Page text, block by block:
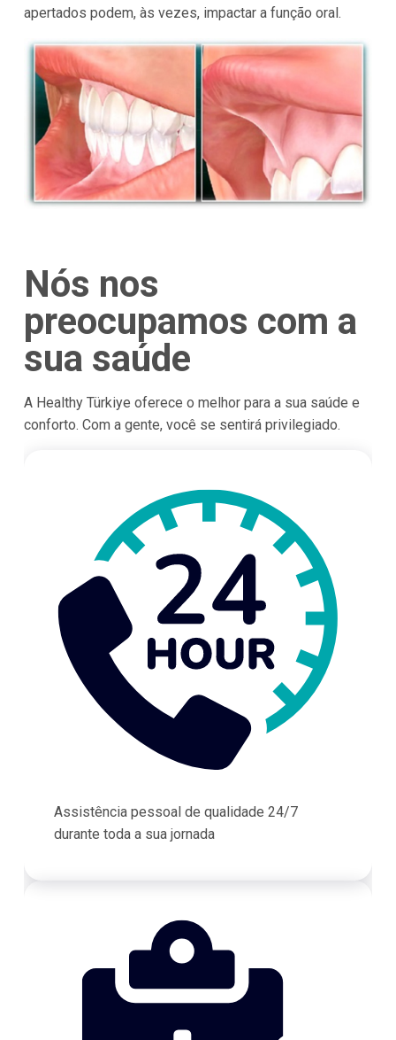
apertados podem, às vezes, impactar a função oral.
Nós nos
preocupamos com a
sua saúde
A Healthy Türkiye oferece o melhor para a sua saúde e
conforto. Com a gente, você se sentirá privilegiado.
Assistência pessoal de qualidade 24/7
durante toda a sua jornada